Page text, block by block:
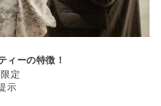
ィーの特徴！
定
示